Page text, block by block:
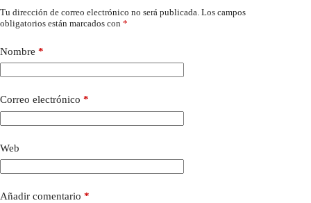
Tu dirección de correo electrónico no será publicada. Los campos
obligatorios están marcados con *
Nombre *
Correo electrónico *
Web
Añadir comentario *